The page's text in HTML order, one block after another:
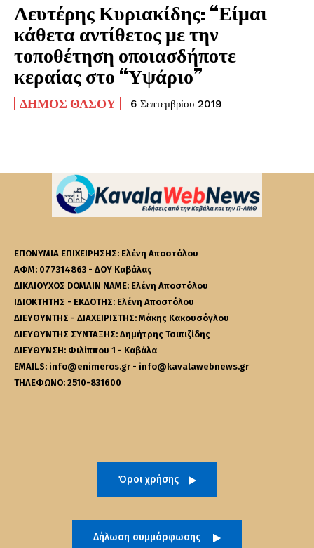
Λευτέρης Κυριακίδης: “Είμαι
κάθετα αντίθετος με την
τοποθέτηση οποιασδήποτε
κεραίας στο “Υψάριο”
ΔΉΜΟΣ ΘΆΣΟΥ 6 Σεπτεμβρίου 2019
ΕΠΩΝΥΜΙΑ ΕΠΙΧΕΙΡΗΣΗΣ: Ελένη Αποστόλου
ΑΦΜ: 077314863 - ΔΟΥ Καβάλας
ΔΙΚΑΙΟΥΧΟΣ DOMAIN NAME: Ελένη Αποστόλου
ΙΔΙΟΚΤΗΤΗΣ - ΕΚΔΟΤΗΣ: Ελένη Αποστόλου
ΔΙΕΥΘΥΝΤΗΣ - ΔΙΑΧΕΙΡΙΣΤΗΣ: Μάκης Κακουσόγλου
ΔΙΕΥΘΥΝΤΗΣ ΣΥΝΤΑΞΗΣ: Δημήτρης Τσιπιζίδης
ΔΙΕΥΘΥΝΣΗ: Φιλίππου 1 - Καβάλα
EMAILS: info@enimeros.gr - info@kavalawebnews.gr
ΤΗΛΕΦΩΝΟ: 2510-831600
Όροι χρήσης
Δήλωση συμμόρφωσης